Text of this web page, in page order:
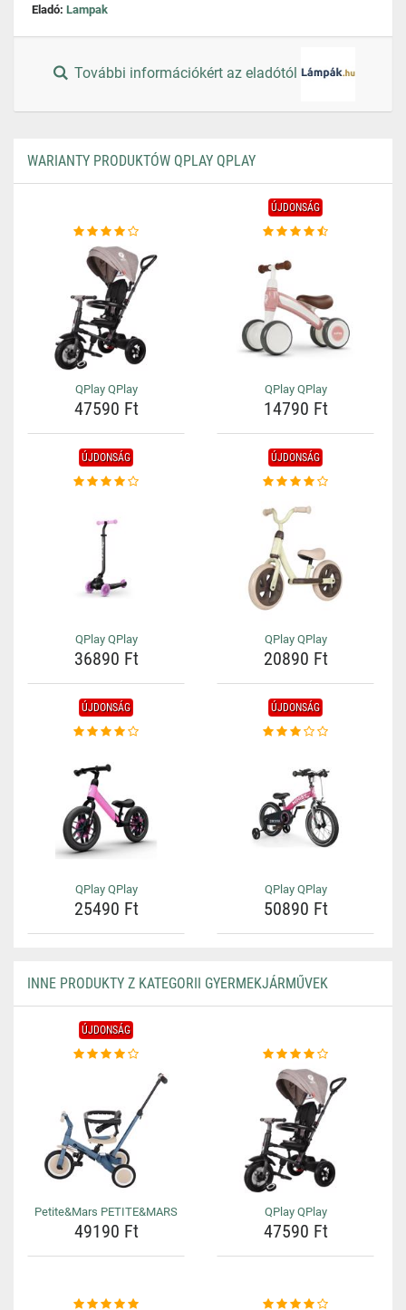
Eladó: Lampak
További információkért az eladótól
WARIANTY PRODUKTÓW QPLAY QPLAY
QPlay QPlay
47590 Ft
ÚJDONSÁG
QPlay QPlay
14790 Ft
ÚJDONSÁG
QPlay QPlay
36890 Ft
ÚJDONSÁG
QPlay QPlay
20890 Ft
ÚJDONSÁG
QPlay QPlay
25490 Ft
ÚJDONSÁG
QPlay QPlay
50890 Ft
INNE PRODUKTY Z KATEGORII GYERMEKJÁRMŰVEK
ÚJDONSÁG
Petite&Mars PETITE&MARS
49190 Ft
QPlay QPlay
47590 Ft